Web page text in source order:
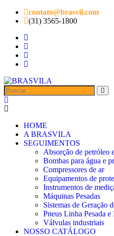
contato@brasvil.com
(31) 3565-1800
HOME
A BRASVILA
SEGUIMENTOS
Absorção de petróleo
Bombas para água e
Compressores de ar
Equipamentos de
Instrumentos de
Máquinas Pesadas
Sistemas de Geração
Pneus Linha Pesada e
Válvulas industriais
NOSSO CATÁLOGO